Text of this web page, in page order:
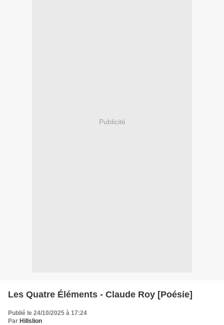
Publicité
Les Quatre Éléments - Claude Roy [Poésie]
Publié le 24/10/2025 à 17:24
Par Hillslion